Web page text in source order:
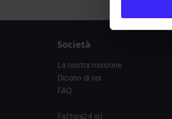
Società
La nostra missione
Dicono di noi
FAQ
Fattura24 srl